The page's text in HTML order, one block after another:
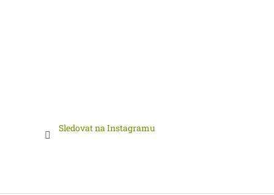
Sledovat na Instagramu